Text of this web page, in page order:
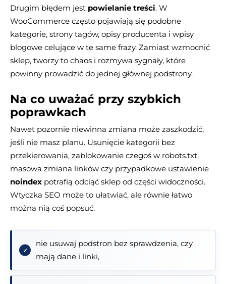
Drugim błędem jest powielanie treści. W
WooCommerce często pojawiają się podobne
kategorie, strony tagów, opisy producenta i wpisy
blogowe celujące w te same frazy. Zamiast wzmocnić
sklep, tworzy to chaos i rozmywa sygnały, które
powinny prowadzić do jednej głównej podstrony.
Na co uważać przy szybkich
poprawkach
Nawet pozornie niewinna zmiana może zaszkodzić,
jeśli nie masz planu. Usunięcie kategorii bez
przekierowania, zablokowanie czegoś w robots.txt,
masowa zmiana linków czy przypadkowe ustawienie
noindex potrafią odciąć sklep od części widoczności.
Wtyczka SEO może to ułatwiać, ale równie łatwo
można nią coś popsuć.
nie usuwaj podstron bez sprawdzenia, czy
mają dane i linki,